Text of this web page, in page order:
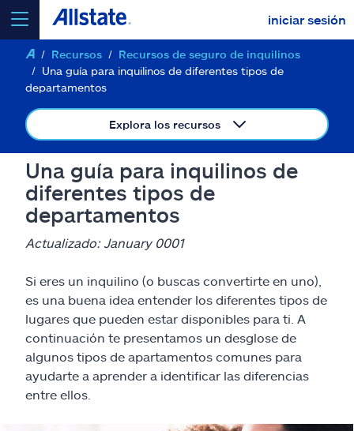
iniciar sesión
seleccionar un producto paracotizar
Select a Product
ir
Recursos
Reclamos
Asistencia y apoyo
Recursos
Recursos de seguro de inquilinos
Una guía para inquilinos de diferentes tipos de
departamentos
Explora los recursos
Una guía para inquilinos de
diferentes tipos de
departamentos
Actualizado: January 0001
Si eres un inquilino (o buscas convertirte en uno),
es una buena idea entender los diferentes tipos de
lugares que pueden estar disponibles para ti. A
continuación te presentamos un desglose de
algunos tipos de apartamentos comunes para
ayudarte a aprender a identificar las diferencias
entre ellos.